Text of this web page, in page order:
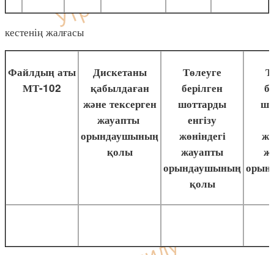
кестенің жалғасы
Файлдың аты
МТ-102
Дискетаны
қабылдаған
және тексерген
жауапты
орындаушының
қолы
Төлеуге
берілген
шоттарды
енгізу
жөніндегі
жауапты
орындаушының
қолы